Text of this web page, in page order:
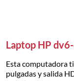
Laptop HP
Esta computadora
pulgadas y salida